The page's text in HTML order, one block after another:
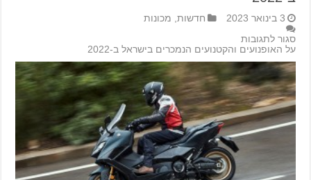
3 בינואר 2023 חדשות, מכונות
סגור לתגובות
על האופנועים והקטנועים הנמכרים בישראל ב-2022